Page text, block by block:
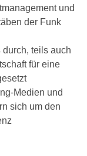
und
der Funk
teils auch
für eine
Medien und
sich um den